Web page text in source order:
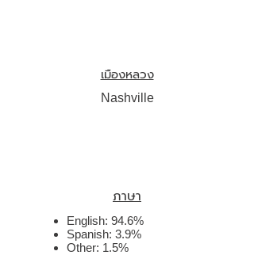
เมืองหลวง
Nashville
ภาษา
English: 94.6%
Spanish: 3.9%
Other: 1.5%